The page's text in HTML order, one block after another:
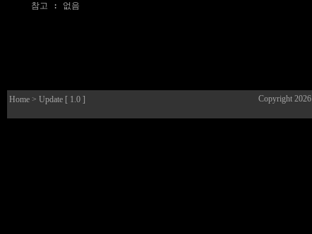
참고 : 없음
Home > Update [ 1.0 ] Copyright 2026